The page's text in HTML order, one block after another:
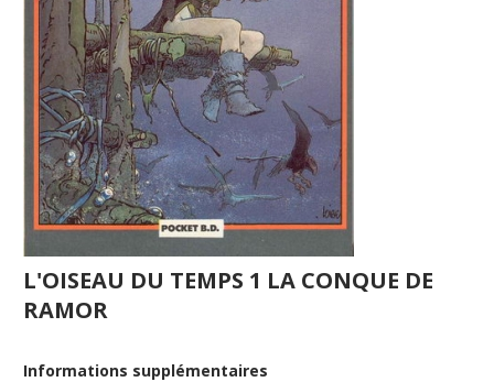
L'OISEAU DU TEMPS 1 LA CONQUE DE
RAMOR
Informations supplémentaires